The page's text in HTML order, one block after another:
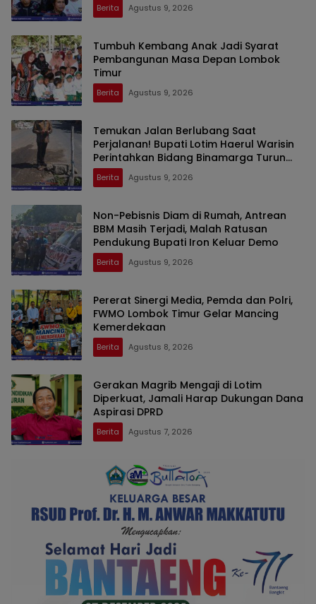
Berita Agustus 9, 2026
Tumbuh Kembang Anak Jadi Syarat
Pembangunan Masa Depan Lombok
Timur
Berita Agustus 9, 2026
Temukan Jalan Berlubang Saat
Perjalanan! Bupati Lotim Haerul Warisin
Perintahkan Bidang Binamarga Turun
Tangani
Berita Agustus 9, 2026
Non-Pebisnis Diam di Rumah, Antrean
BBM Masih Terjadi, Malah Ratusan
Pendukung Bupati Iron Keluar Demo
Berita Agustus 9, 2026
Pererat Sinergi Media, Pemda dan Polri,
FWMO Lombok Timur Gelar Mancing
Kemerdekaan
Berita Agustus 8, 2026
Gerakan Magrib Mengaji di Lotim
Diperkuat, Jamali Harap Dukungan Dana
Aspirasi DPRD
Berita Agustus 7, 2026